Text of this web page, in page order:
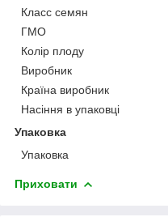
Класс семян
ГМО
Колір плоду
Виробник
Країна виробник
Насіння в упаковці
Упаковка
Упаковка
Приховати